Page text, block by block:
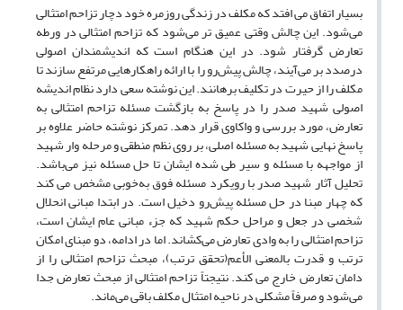
بسیار اتفاق می افتد که مکلف در زندگی روزمره خود دچار تزاحم امتثالی
می‌شود. این چالش وقتی عمیق تر می‌شود که تزاحم امتثالی در ورطه
تعارض گرفتار شود. در این هنگام است که اندیشمندان اصولی
در‌صدد بر می‌آیند، چالش پیش‌رو را با ارائه راهکارهایی مرتفع سازند تا
مکلف را از حیرت در تکلیف برهانند. این نوشته سعی دارد نظام اندیشه
اصولی شهید صدر را در پاسخ به بازگشت مسئله تزاحم امتثالی به
تعارض، مورد بررسی و واکاوی قرار دهد. تمرکز نوشته حاضر علاوه بر
پاسخ نهایی شهید به مسئله اصلی، بر روی نظم منطقی و مرحله وار شهید
از مواجهه با مسئله و سیر طی شده ایشان تا حل مسئله نیز می‌باشد.
تحلیل آثار شهید صدر با رویکرد مسئله فوق به‌‌خوبی مشخص می کند
که چهار مبنا در حل مسئله پیش‌رو دخیل است. در ابتدا مبانی انحلال
شخصی در جعل و مراحل حکم شهید که جزء مبانی عام ایشان است،
تزاحم امتثالی را به وادی تعارض می‌کشاند. اما در ادامه، دو مبنای امکان
ترتب و قدرت بالمعنی الأعم(تحقق ترتب)، مبحث تزاحم امتثالی را از
دامان تعارض خارج می کند. نتیجتاً تزاحم امتثالی از مبحث تعارض جدا
می‌شود و صرفاً مشکلی در ناحیه امتثال مکلف باقی می‌ماند.